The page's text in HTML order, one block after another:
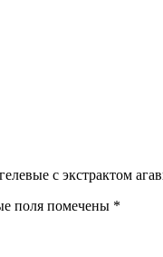
с экстрактом
поля помечены *